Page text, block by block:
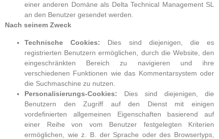
einer anderen Domäne als Delta Technical Management SL
an den Benutzer gesendet werden.
Nach seinem Zweck
Technische Cookies: Dies sind diejenigen, die es
registrierten Benutzern ermöglichen, durch die Website, den
eingeschränkten Bereich zu navigieren und ihre
verschiedenen Funktionen wie das Kommentarsystem oder
die Suchmaschine zu nutzen.
Personalisierungs-Cookies: Dies sind diejenigen, die
Benutzern den Zugriff auf den Dienst mit einigen
vordefinierten allgemeinen Eigenschaften basierend auf
einer Reihe von vom Benutzer festgelegten Kriterien
ermöglichen, wie z. B. der Sprache oder des Browsertyps,